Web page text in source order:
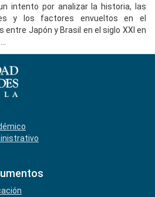
intento por analizar la historia, las
y los factores envueltos en el
entre Japón y Brasil en el siglo XXI en